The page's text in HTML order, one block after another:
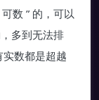
数 ” 的，可以
多到无法排
数都是超越